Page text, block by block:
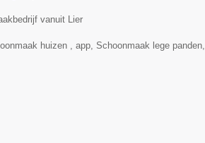
vanuit Lier
huizen , app, Schoonmaak lege panden,